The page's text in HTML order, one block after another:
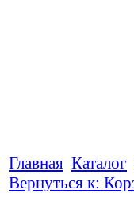
Главная Каталог
Вернуться к: